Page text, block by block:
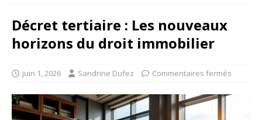
Décret tertiaire : Les nouveaux
horizons du droit immobilier
juin 1, 2026 Sandrine Dufez Commentaires fermés